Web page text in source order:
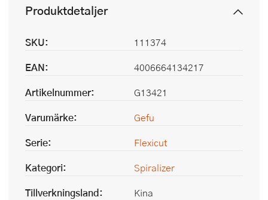
Produktdetaljer
SKU:
111374
EAN:
4006664134217
Artikelnummer:
G13421
Varumärke:
Gefu
Serie:
Flexicut
Kategori:
Spiralizer
Tillverkningsland:
Kina